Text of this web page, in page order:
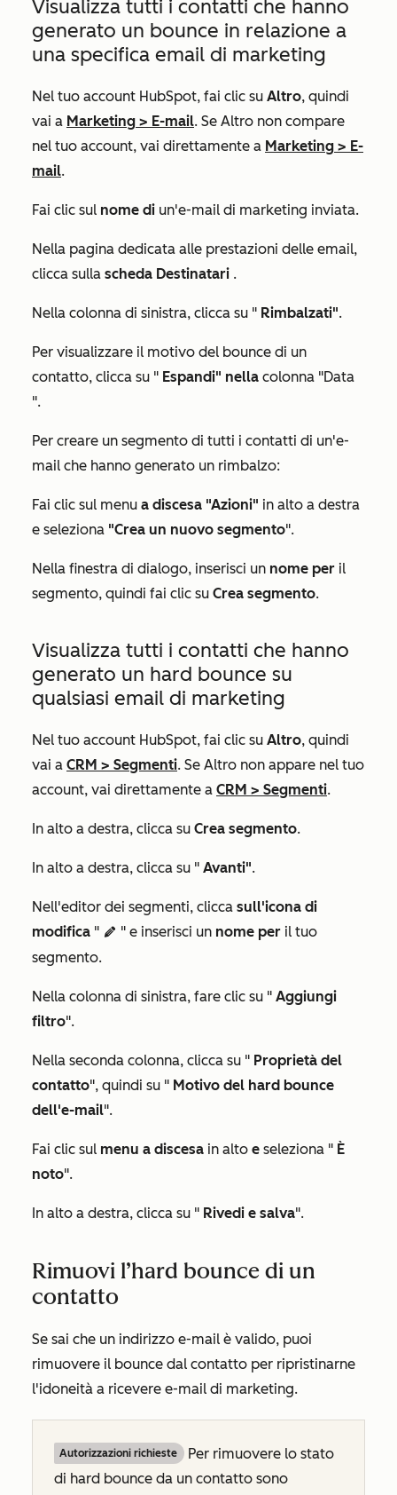
Visualizza tutti i contatti che hanno
generato un bounce in relazione a
una specifica email di marketing
Nel tuo account HubSpot, fai clic su Altro, quindi
vai a Marketing > E-mail. Se Altro non compare
nel tuo account, vai direttamente a Marketing > E-
mail.
Fai clic sul nome di un'e-mail di marketing inviata.
Nella pagina dedicata alle prestazioni delle email,
clicca sulla scheda Destinatari .
Nella colonna di sinistra, clicca su " Rimbalzati".
Per visualizzare il motivo del bounce di un
contatto, clicca su " Espandi" nella colonna "Data
".
Per creare un segmento di tutti i contatti di un'e-
mail che hanno generato un rimbalzo:
Fai clic sul menu a discesa "Azioni" in alto a destra
e seleziona "Crea un nuovo segmento".
Nella finestra di dialogo, inserisci un nome per il
segmento, quindi fai clic su Crea segmento.
Visualizza tutti i contatti che hanno
generato un hard bounce su
qualsiasi email di marketing
Nel tuo account HubSpot, fai clic su Altro, quindi
vai a CRM > Segmenti. Se Altro non appare nel tuo
account, vai direttamente a CRM > Segmenti.
In alto a destra, clicca su Crea segmento.
In alto a destra, clicca su " Avanti".
Nell'editor dei segmenti, clicca sull'icona di
modifica " edit " e inserisci un nome per il tuo
segmento.
Nella colonna di sinistra, fare clic su " Aggiungi
filtro".
Nella seconda colonna, clicca su " Proprietà del
contatto", quindi su " Motivo del hard bounce
dell'e-mail".
Fai clic sul menu a discesa in alto e seleziona " È
noto".
In alto a destra, clicca su " Rivedi e salva".
Rimuovi l’hard bounce di un
contatto
Se sai che un indirizzo e-mail è valido, puoi
rimuovere il bounce dal contatto per ripristinarne
l'idoneità a ricevere e-mail di marketing.
Autorizzazioni richieste
Per rimuovere lo stato
di hard bounce da un contatto sono